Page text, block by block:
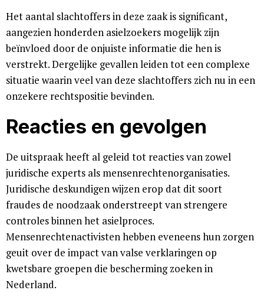
Het aantal slachtoffers in deze zaak is significant,
aangezien honderden asielzoekers mogelijk zijn
beïnvloed door de onjuiste informatie die hen is
verstrekt. Dergelijke gevallen leiden tot een complexe
situatie waarin veel van deze slachtoffers zich nu in een
onzekere rechtspositie bevinden.
Reacties en gevolgen
De uitspraak heeft al geleid tot reacties van zowel
juridische experts als mensenrechtenorganisaties.
Juridische deskundigen wijzen erop dat dit soort
fraudes de noodzaak onderstreept van strengere
controles binnen het asielproces.
Mensenrechtenactivisten hebben eveneens hun zorgen
geuit over de impact van valse verklaringen op
kwetsbare groepen die bescherming zoeken in
Nederland.